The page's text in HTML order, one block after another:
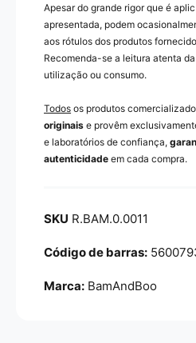
Apesar do grande rigor que é
apresentada, podem
aos rótulos dos produtos
Recomenda-se a leitura atenta
utilização ou consumo.
Todos os produtos
originais e provêm
e laboratórios de confiança,
autenticidade em cada compra.
R.BAM.0.0011
Marca: BamAndBoo